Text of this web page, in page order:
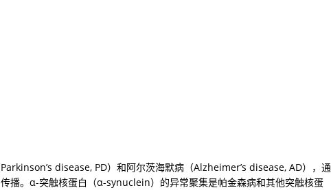
disease, PD）和阿尔茨海默病（Alzheimer’s disease, AD），通
播。α-突触核蛋白（α-synuclein）的异常聚集是帕金森病和其他突触核蛋